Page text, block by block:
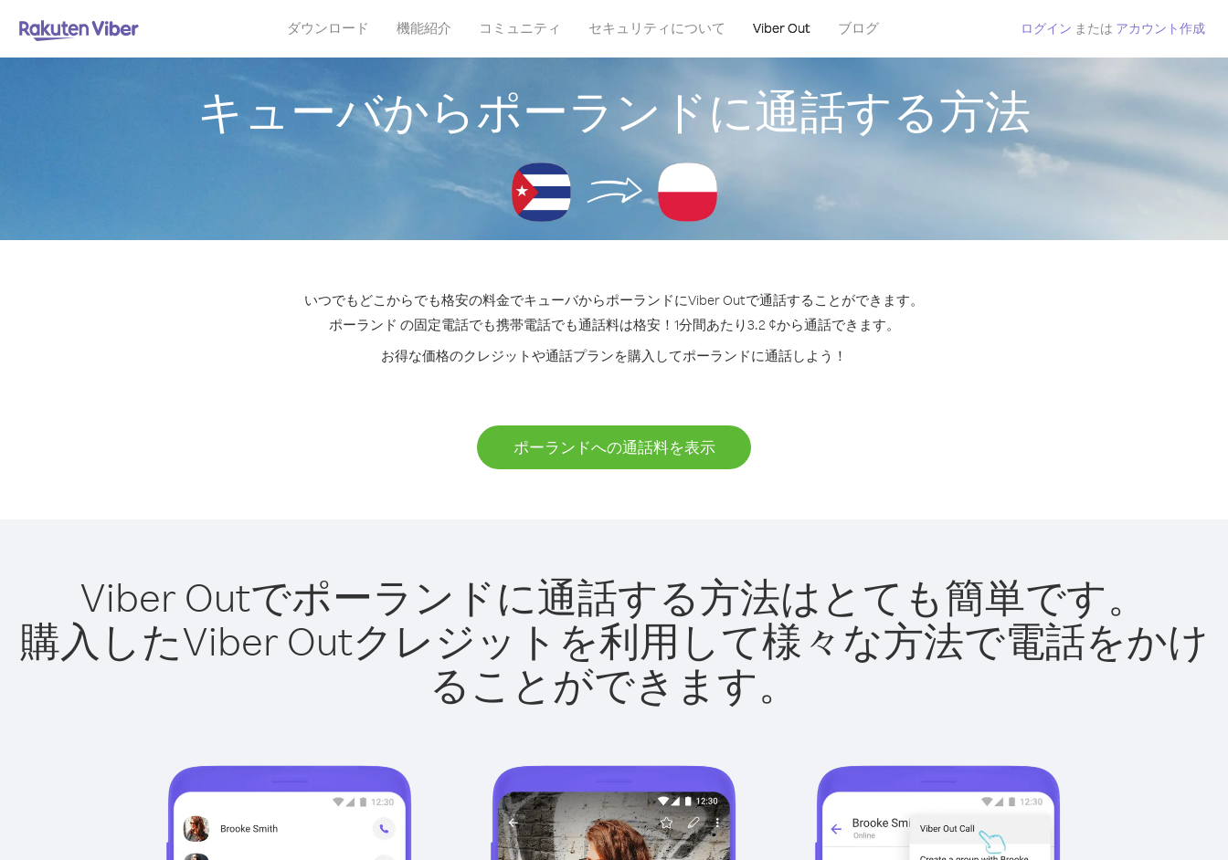
ダウンロード 機能紹介 コミュニティ セキュリティについて Viber Out ブログ ログイン または アカウント作成
キューバからポーランドに通話する方法
いつでもどこからでも格安の料金でキューバからポーランドにViber Outで通話することができます。
ポーランド の固定電話でも携帯電話でも通話料は格安！1分間あたり3.2 ¢から通話できます。
お得な価格のクレジットや通話プランを購入してポーランドに通話しよう！
ポーランドへの通話料を表示
Viber Outでポーランドに通話する方法はとても簡単です。
購入したViber Outクレジットを利用して様々な方法で電話をかけ
ることができます。